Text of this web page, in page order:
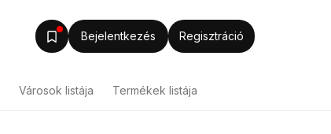
Bejelentkezés Regisztráció
Városok listája Termékek listája